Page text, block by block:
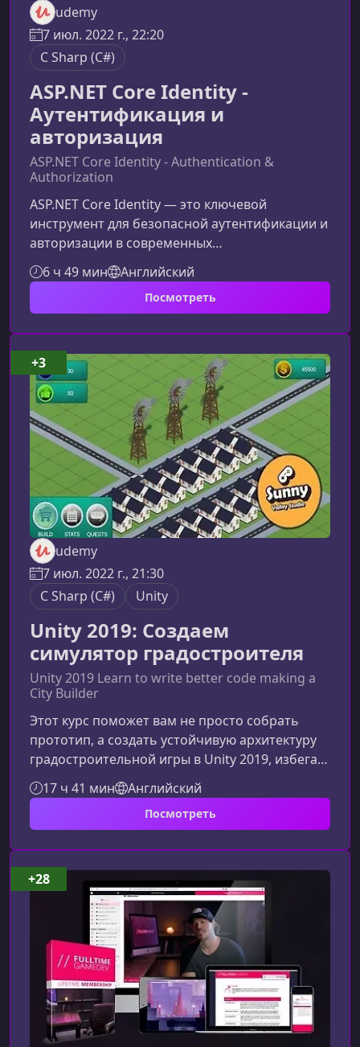
udemy
7 июл. 2022 г., 22:20
C Sharp (C#)
ASP.NET Core Identity -
Аутентификация и
авторизация
ASP.NET Core Identity - Authentication &
Authorization
ASP.NET Core Identity — это ключевой
инструмент для безопасной аутентификации и
авторизации в современных
веб‑приложениях. В этом материале вы
узнаете, как эффективно использовать
систему идентификации в архитектуре MVC,
управления пользователями и работать с
роль‑ и клейм‑ориентированной
авторизацией.Что такое ASP.NET Core Identity и
зачем она нужнаASP.NET Core Identity
представляет собой гибкую и расширяемую с
6 ч 49 мин Английский
Посмотреть
udemy
7 июл. 2022 г., 21:30
C Sharp (C#)
Unity
Unity 2019: Создаем
симулятор градостроителя
Unity 2019 Learn to write better code making a
City Builder
Этот курс поможет вам не просто собрать
прототип, а создать устойчивую архитектуру
градостроительной игры в Unity 2019, избегая
хаоса, ошибок и бесконечных переделок. Ниже
— улучшенное и структурированное описание,
подчеркивающее ключевые выгоды и сильные
стороны курса.О чем этот курсВы
познакомитесь с тем, как правильно
выстраивать архитектуру игры, писать
поддерживаемый код и внедрять новые
функции без риска «сломать» уже
работающую систему.
17 ч 41 мин Английский
Посмотреть
+3
+28